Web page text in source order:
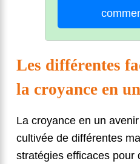
Les différentes
la croyance en
La croyance en un
cultivée de différentes
stratégies efficaces pour